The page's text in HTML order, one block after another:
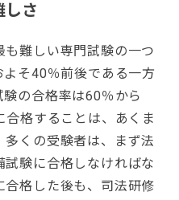
しさ
も難しい専門試験の一つ
そ40％前後である一方
の合格率は60％から
合格することは、あくま
くの受験者は、まず法
験に合格しなければな
合格した後も、司法研修